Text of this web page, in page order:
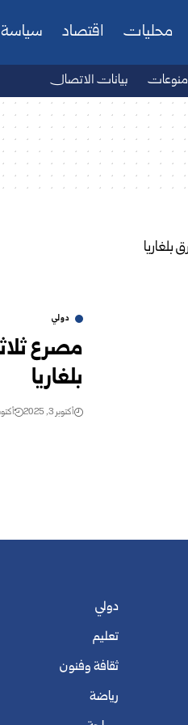
محليات اقتصاد سياسة
منوعات بيانات الاتصال
دولي
مصرع
بلغاريا
أكتوبر 3, 2025 أكتوبر 3,
دولي
تعليم
ثقافة وفنون
رياضة